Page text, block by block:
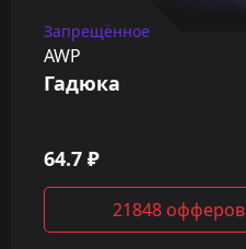
Запрещённое
AWP
Гадюка
64.7 ₽
21848 офферов